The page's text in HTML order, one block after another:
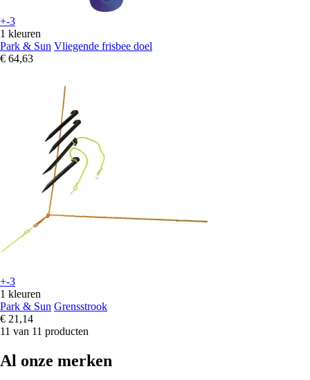
+-3
1 kleuren
Park & Sun Vliegende frisbee doel
€ 64,63
+-3
1 kleuren
Park & Sun Grensstrook
€ 21,14
11 van 11 producten
Al onze merken